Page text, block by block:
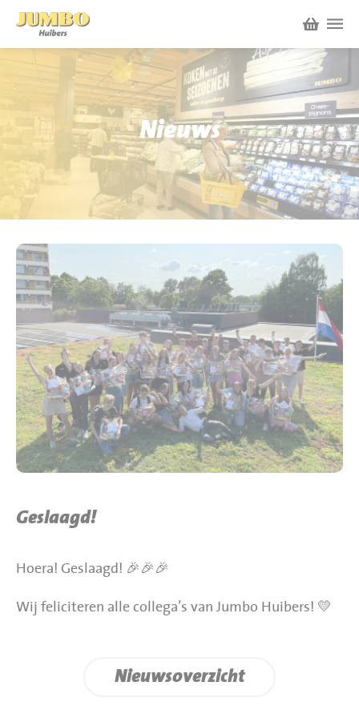
Winkels
P.W.A. Park
Bruïneplein
Nieuws
Acties
Werken bij Jumbo Huibers
Vacatures en Solliciteren
Werken en leren
Jumbo.com
BBQ gigant webshop
Jumbo Huibers Specials
Nieuws
Geslaagd!
Hoera! Geslaagd! 🎉🎉🎉
Wij feliciteren alle collega’s van Jumbo Huibers! 💛
Nieuwsoverzicht